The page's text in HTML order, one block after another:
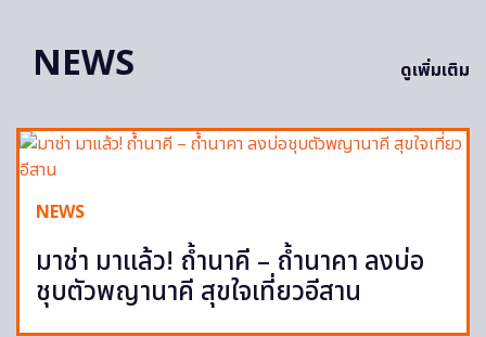
NEWS
ดูเพิ่มเติม
NEWS
มาช่า มาแล้ว! ถ้ำนาคี – ถ้ำนาคา ลงบ่อ
ชุบตัวพญานาคี สุขใจเที่ยวอีสาน